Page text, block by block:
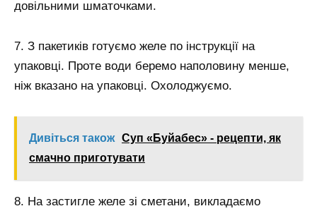
довільними шматочками.
7. З пакетиків готуємо желе по інструкції на
упаковці. Проте води беремо наполовину менше,
ніж вказано на упаковці. Охолоджуємо.
Дивіться також Суп «Буйабес» - рецепти, як
смачно приготувати
8. На застигле желе зі сметани, викладаємо